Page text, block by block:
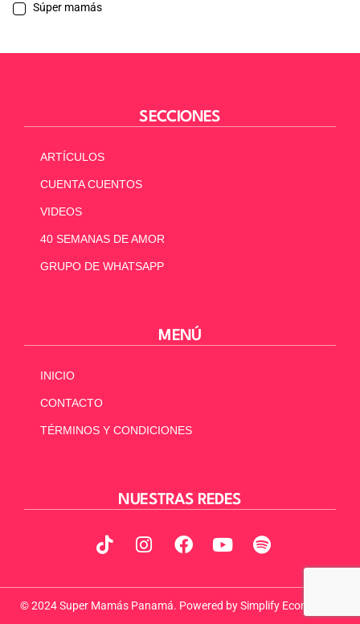
Súper mamás
SECCIONES
ARTÍCULOS
CUENTA CUENTOS
VIDEOS
40 SEMANAS DE AMOR
GRUPO DE WHATSAPP
MENÚ
INICIO
CONTACTO
TÉRMINOS Y CONDICIONES
NUESTRAS REDES
© 2024 Super Mamás Panamá. Powered by Simplify Ecommerce